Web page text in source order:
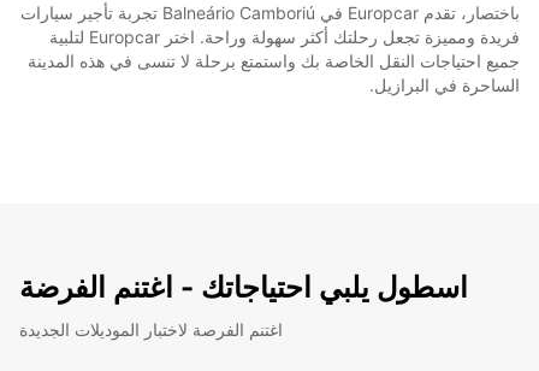
باختصار، تقدم Europcar في Balneário Camboriú تجربة تأجير سيارات
فريدة ومميزة تجعل رحلتك أكثر سهولة وراحة. اختر Europcar لتلبية
جميع احتياجات النقل الخاصة بك واستمتع برحلة لا تنسى في هذه المدينة
الساحرة في البرازيل.
اسطول يلبي احتياجاتك - اغتنم الفرضة
اغتنم الفرصة لاختبار الموديلات الجديدة